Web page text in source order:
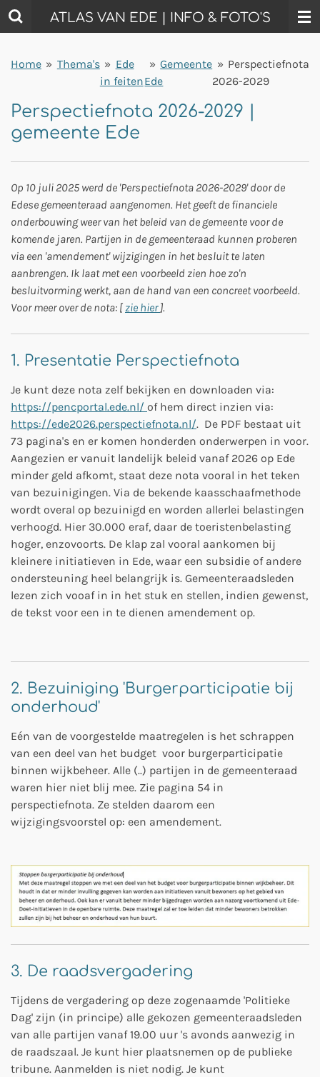
Ga
direct
de
ATLAS VAN EDE | INFO & FOTO'S
Home » Thema's » Ede
in feiten
» Gemeente
Ede
» Perspectiefnota
2026-2029
Perspectiefnota 2026-2029 |
gemeente Ede
Op 10 juli 2025 werd de 'Perspectiefnota 2026-2029' door de
Edese gemeenteraad aangenomen. Het geeft de financiele
onderbouwing weer van het beleid van de gemeente voor de
komende jaren. Partijen in de gemeenteraad kunnen proberen
via een 'amendement' wijzigingen in het besluit te laten
aanbrengen. Ik laat met een voorbeeld zien hoe zo'n
besluitvorming werkt, aan de hand van een concreet voorbeeld.
Voor meer over de nota: [zie hier].
1. Presentatie Perspectiefnota
Je kunt deze nota zelf bekijken en downloaden via:
https://pencportal.ede.nl/ of hem direct inzien via:
https://ede2026.perspectiefnota.nl/. De PDF bestaat uit
73 pagina's en er komen honderden onderwerpen in voor.
Aangezien er vanuit landelijk beleid vanaf 2026 op Ede
minder geld afkomt, staat deze nota vooral in het teken
van bezuinigingen. Via de bekende kaasschaafmethode
wordt overal op bezuinigd en worden allerlei belastingen
verhoogd. Hier 30.000 eraf, daar de toeristenbelasting
hoger, enzovoorts. De klap zal vooral aankomen bij
kleinere initiatieven in Ede, waar een subsidie of andere
ondersteuning heel belangrijk is. Gemeenteraadsleden
lezen zich vooaf in in het stuk en stellen, indien gewenst,
de tekst voor een in te dienen amendement op.
2. Bezuiniging 'Burgerparticipatie bij
onderhoud'
Eén van de voorgestelde maatregelen is het schrappen
van een deel van het budget voor burgerparticipatie
binnen wijkbeheer. Alle (..) partijen in de gemeenteraad
waren hier niet blij mee. Zie pagina 54 in
perspectiefnota. Ze stelden daarom een
wijzigingsvoorstel op: een amendement.
3. De raadsvergadering
Tijdens de vergadering op deze zogenaamde 'Politieke
Dag' zijn (in principe) alle gekozen gemeenteraadsleden
van alle partijen vanaf 19.00 uur 's avonds aanwezig in
de raadszaal. Je kunt hier plaatsnemen op de publieke
tribune. Aanmelden is niet nodig. Je kunt